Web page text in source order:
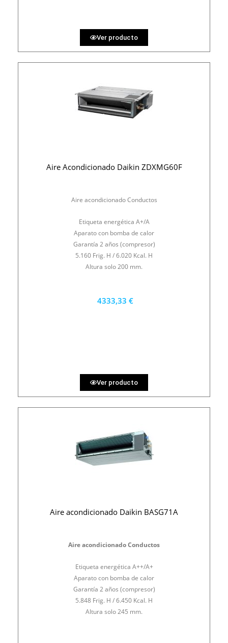
Ver producto
Aire Acondicionado Daikin ZDXMG60F
Aire acondicionado Conductos
Etiqueta energética A+/A
Aparato con bomba de calor
Garantía 2 años (compresor)
5.160 Frig. H / 6.020 Kcal. H
Altura solo 200 mm.
4333,33 €
Ver producto
Aire acondicionado Daikin BASG71A
Aire acondicionado Conductos
Etiqueta energética A++/A+
Aparato con bomba de calor
Garantía 2 años (compresor)
5.848 Frig. H / 6.450 Kcal. H
Altura solo 245 mm.